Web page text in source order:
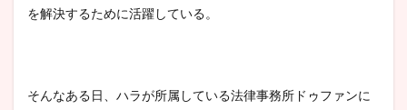
を解決するために活躍している。
そんなある日、ハラが所属している法律事務所ドゥファンに